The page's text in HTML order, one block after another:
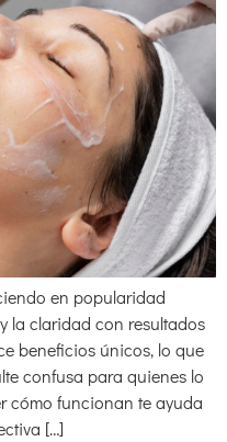
en popularidad
la claridad con resultados
beneficios únicos, lo que
confusa para quienes lo
cómo funcionan te ayuda
[…]